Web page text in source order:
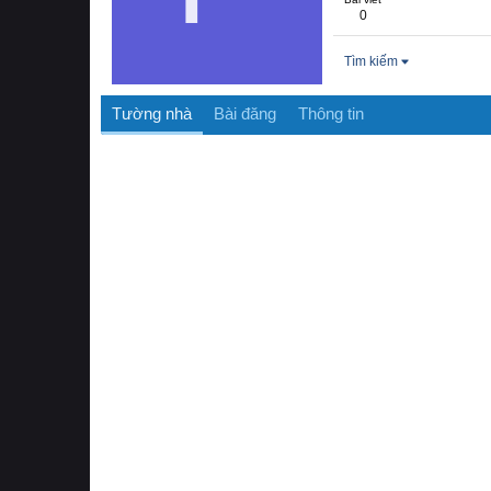
0
Tìm kiếm
Tường nhà Bài đăng Thông tin